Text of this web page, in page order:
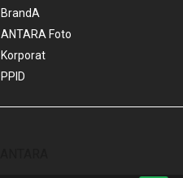
BrandA
ANTARA Foto
Korporat
PPID